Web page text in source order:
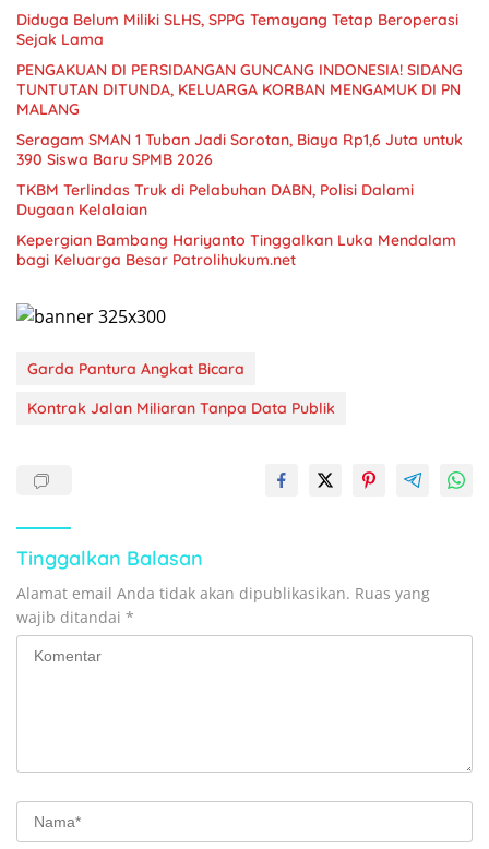
Diduga Belum Miliki SLHS, SPPG Temayang Tetap Beroperasi
Sejak Lama
PENGAKUAN DI PERSIDANGAN GUNCANG INDONESIA! SIDANG
TUNTUTAN DITUNDA, KELUARGA KORBAN MENGAMUK DI PN
MALANG
Seragam SMAN 1 Tuban Jadi Sorotan, Biaya Rp1,6 Juta untuk
390 Siswa Baru SPMB 2026
TKBM Terlindas Truk di Pelabuhan DABN, Polisi Dalami
Dugaan Kelalaian
Kepergian Bambang Hariyanto Tinggalkan Luka Mendalam
bagi Keluarga Besar Patrolihukum.net
Garda Pantura Angkat Bicara
Kontrak Jalan Miliaran Tanpa Data Publik
Tinggalkan Balasan
Alamat email Anda tidak akan dipublikasikan. Ruas yang
wajib ditandai *